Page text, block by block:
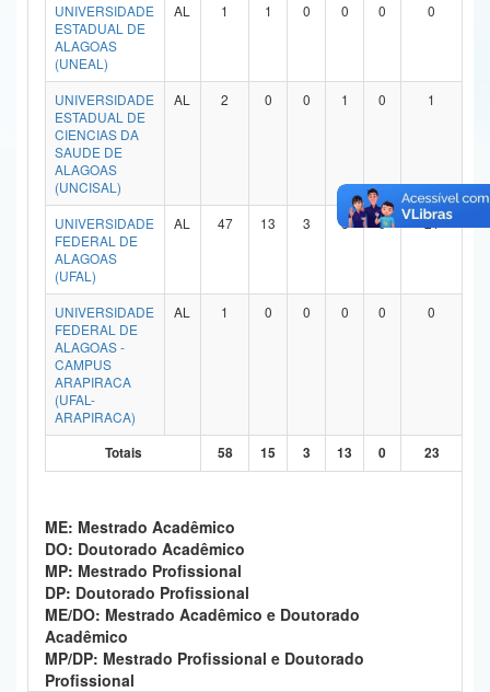
Secretaria de Governo
Gabinete de Segurança Institucional
Advocacia-Geral da União
Banco Central do Brasil
Planalto
UNIVERSIDADE
ESTADUAL DE
ALAGOAS
(UNEAL)
AL 1 1 0 0 0 0
UNIVERSIDADE
ESTADUAL DE
CIENCIAS DA
SAUDE DE
ALAGOAS
(UNCISAL)
AL 2 0 0 1 0 1
UNIVERSIDADE
FEDERAL DE
ALAGOAS
(UFAL)
AL 47 13 3 8 0 21
UNIVERSIDADE
FEDERAL DE
ALAGOAS -
CAMPUS
ARAPIRACA
(UFAL-
ARAPIRACA)
AL 1 0 0 0 0 0
Totais 58 15 3 13 0 23
ME: Mestrado Acadêmico
DO: Doutorado Acadêmico
MP: Mestrado Profissional
DP: Doutorado Profissional
ME/DO: Mestrado Acadêmico e Doutorado
Acadêmico
MP/DP: Mestrado Profissional e Doutorado
Profissional